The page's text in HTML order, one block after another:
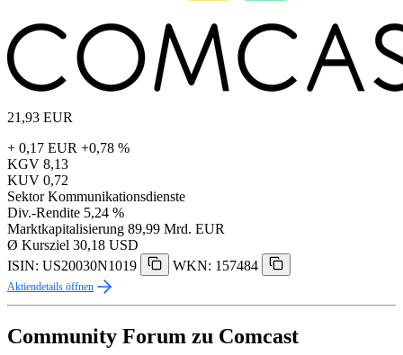
21,93 EUR
+ 0,17 EUR +0,78 %
KGV 8,13
KUV 0,72
Sektor Kommunikationsdienste
Div.-Rendite 5,24 %
Marktkapitalisierung 89,99 Mrd. EUR
Ø Kursziel 30,18 USD
ISIN: US20030N1019
WKN: 157484
Aktiendetails öffnen
Community Forum zu Comcast